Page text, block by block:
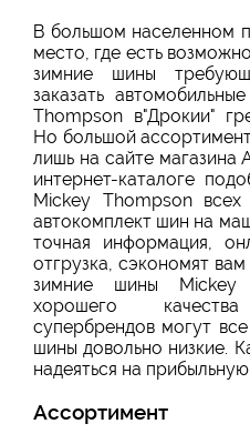
В большом населенном
место, где есть
зимние шины
заказать
Thompson в"Дрокии"
Но большой
лишь на сайте магазина
интернет-каталоге
Mickey Thompson всех
автокомплект шин на
точная информация,
отгрузка, сэкономят
зимние шины
хорошего
супербрендов могут
шины довольно низкие.
надеяться на прибыльную
Ассортимент